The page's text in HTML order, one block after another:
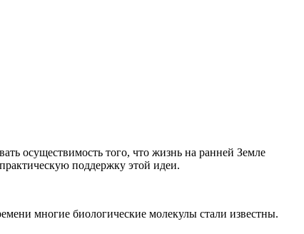
осуществимость того, что жизнь на ранней Земле
поддержку этой идеи.
многие биологические молекулы стали известны.